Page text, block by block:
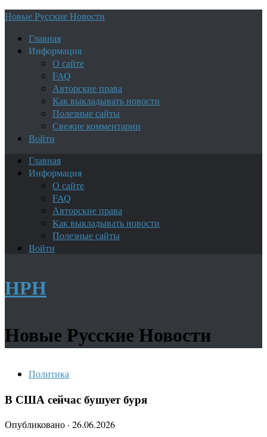
Новые Русские Новости
Главная
Информация
О сайте
FAQ
Авторские права
Как выкладывать новости
Полезные сайты
Свежие комментарии
Войти
Главная
Информация
О сайте
FAQ
Авторские права
Как выкладывать новости
Полезные сайты
Войти
НРН
Новые Русские Новости
Политика
В США сейчас бушует буря
Опубликовано · 26.06.2026